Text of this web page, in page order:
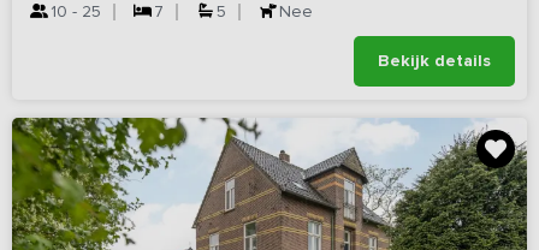
10 - 25 7 5 Nee
Bekijk details